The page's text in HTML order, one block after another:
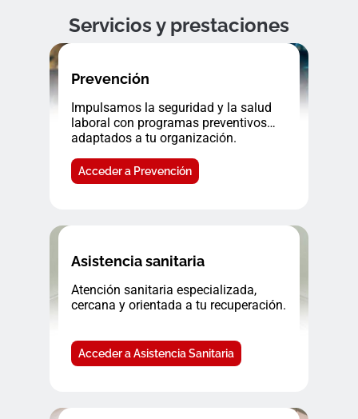
Servicios y prestaciones
Prevención
Impulsamos la seguridad y la salud
laboral con programas preventivos
adaptados a tu organización.
Acceder a Prevención
Asistencia sanitaria
Atención sanitaria especializada,
cercana y orientada a tu recuperación.
Acceder a Asistencia Sanitaria